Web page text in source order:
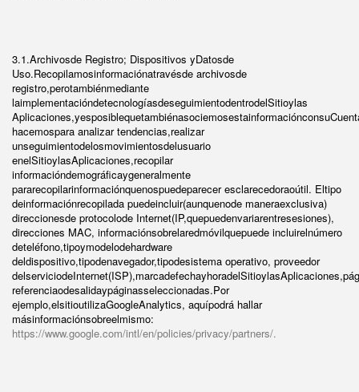
3.1.Archivosde Registro; Dispositivos yDatosde
Uso.Recopilamosinformaciónatravésde archivosde
registro,perotambiénmediante
laimplementacióndetecnologíasdeseguimientodentrodelSitioylas
hacemospara analizar tendencias,realizar
unseguimientodelosmovimientosdelusuario
enelSitioylasAplicaciones,recopilar
informacióndemográficaygeneralmente
pararecopilarinformaciónquenospuedeparecer esclarecedoraoútil. Eltipo
deinformaciónrecopilada puedeincluir(aunquenode maneraexclusiva)
direccionesde protocolode Internet(IP,quepuedenvariarentresesiones),
direcciones MAC, informaciónsobrelaredmóvilquepuede incluirelnúmero
deteléfono,tipoymodelodehardware
deldispositivo,tipodenavegador,tipodesistema operativo, proveedor
referenciaodesalidaypáginasseleccionadas.Por
ejemplo,elsitioutilizaGoogleAnalytics, aquípodrá hallar
másinformaciónsobreelmismo:
https://www.google.com/intl/en/policies/privacy/partners/.